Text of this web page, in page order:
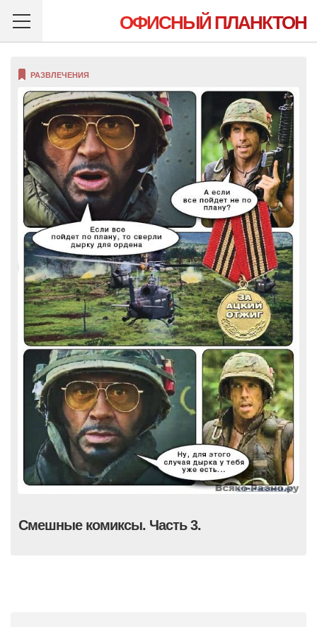
ОФИСНЫЙ ПЛАНКТОН
РАЗВЛЕЧЕНИЯ
Смешные комиксы. Часть 3.